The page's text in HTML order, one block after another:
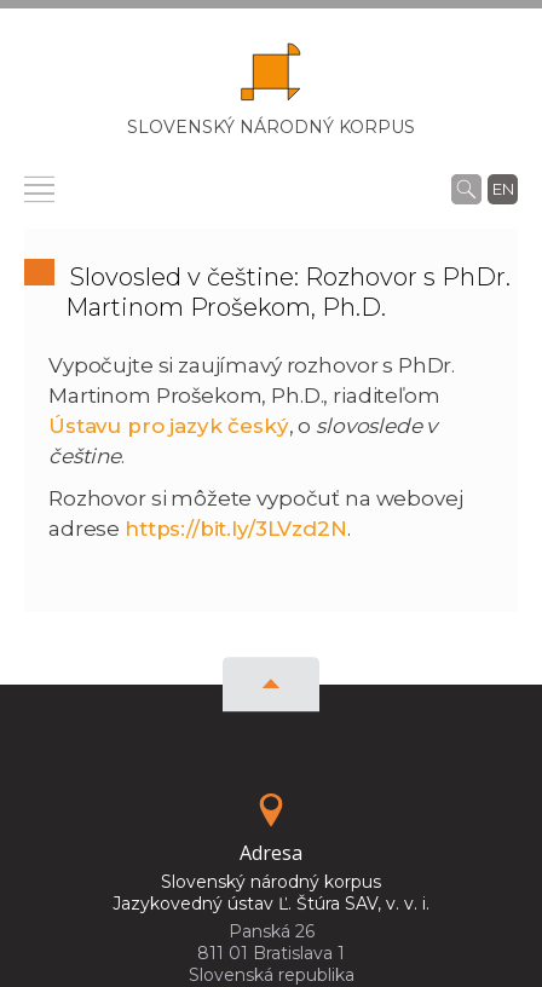
SLOVENSKÝ NÁRODNÝ KORPUS
EN
Slovosled v češtine: Rozhovor s PhDr.
Martinom Prošekom, Ph.D.
Vypočujte si zaujímavý rozhovor s PhDr.
Martinom Prošekom, Ph.D., riaditeľom
Ústavu pro jazyk český, o slovoslede v
češtine.
Rozhovor si môžete vypočuť na webovej
adrese https://bit.ly/3LVzd2N.
Adresa
Slovenský národný korpus
Jazykovedný ústav Ľ. Štúra SAV, v. v. i.
Panská 26
811 01 Bratislava 1
Slovenská republika